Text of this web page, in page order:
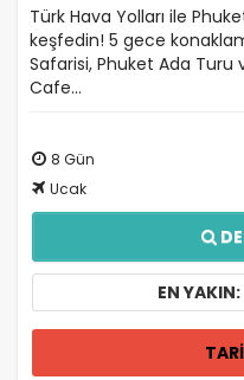
Türk Hava Yolları ile
keşfedin! 5 gece
Safarisi, Phuket Ada Turu
Cafe…
8 Gün
Ucak
EN